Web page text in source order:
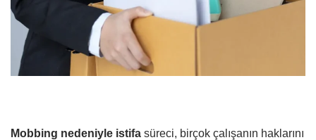
Mobbing nedeniyle istifa süreci, birçok çalışanın haklarını